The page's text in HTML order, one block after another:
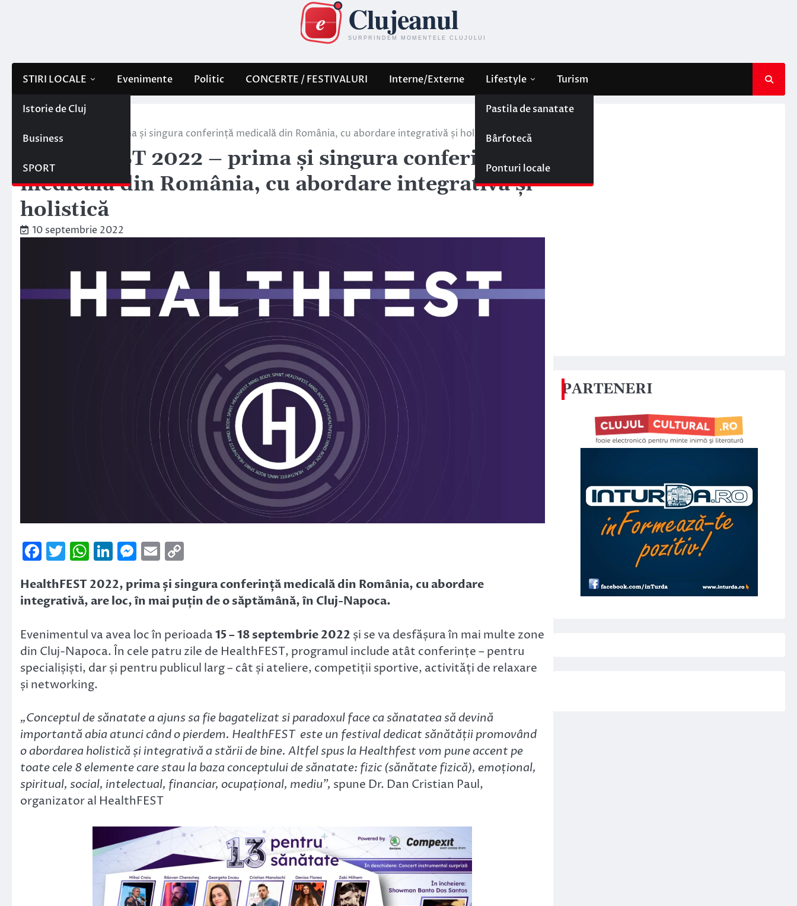
STIRI LOCALE
Istorie de Cluj
Business
SPORT
Evenimente Politic CONCERTE / FESTIVALURI Interne/Externe Lifestyle
Pastila de sanatate
Bârfotecă
Ponturi locale
Turism
ESENTIAL
HealthFEST 2022 – prima și singura conferință medicală din România, cu abordare integrativă și holistică
HealthFEST 2022 – prima și singura conferință
medicală din România, cu abordare integrativă și
holistică
10 septembrie 2022
Facebook
Twitter
WhatsApp
LinkedIn
Messenger
Email
HealthFEST 2022, prima și singura conferință medicală din România, cu abordare
integrativă, are loc, în mai puțin de o săptămână, în Cluj-Napoca.
Evenimentul va avea loc în perioada15 – 18 septembrie 2022 și se va desfășura în mai multe zone
din Cluj-Napoca. În cele patru zile de HealthFEST, programul include atât conferințe – pentru
specialișiști, dar și pentru publicul larg – cât și ateliere, competiții sportive, activități de relaxare
și networking.
„Conceptul de sănatate a ajuns sa fie bagatelizat si paradoxul face ca sănatatea să devină
importantă abia atunci când o pierdem. HealthFEST este un festival dedicat sănătății promovând
o abordarea holistică și integrativă a stării de bine. Altfel spus la Healthfest vom pune accent pe
toate cele 8 elemente care stau la baza conceptului de sănatate: fizic (sănătate fizică), emoțional,
spiritual, social, intelectual, financiar, ocupațional, mediu”, spune Dr. Dan Cristian Paul,
organizator al HealthFEST
PARTENERI